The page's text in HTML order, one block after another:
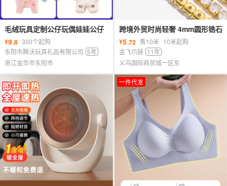
毛绒玩具定制公仔玩偶娃娃公仔
定制定做企业吉祥物来图打样定
做娃
¥9.8 300个起购
东阳市腾沃玩具礼品有限公司 5年
浙江金华市东阳市
跨境外贸时尚轻奢 4mm圆形锆石
爪链饰品配件饰品鞋包衣帽配件
材料
¥5.72 售10米 10米起购
金飞爪链 11年
义乌国际商贸城一区东
一件代发